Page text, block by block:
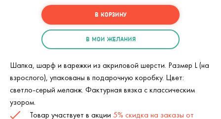
В КОРЗИНУ
В МОИ ЖЕЛАНИЯ
Шапка, шарф и варежки из акриловой шерсти. Размер L (на
взрослого), упакованы в подарочную коробку. Цвет:
светло-серый меланж. Фактурная вязка с классическим
узором.
Товар участвует в акции 5% скидка на заказы от